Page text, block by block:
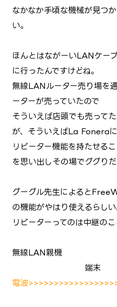
なかなか手頃な機械が見つ
い。
ほんとはながーいLANケー
に行ったんですけどね。
無線LANルーター売り場を
ーターが売っていたので
そういえば店頭でも売って
が、そういえばLa Foneraに
リピーター機能を持たせる
を思い出しその場でググりだ
グーグル先生によると
の機能がやはり使えるらしい
リピーターってのは中継のこ
無線LAN
端末
電波